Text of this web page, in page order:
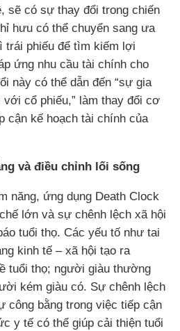
sẽ có sự thay đổi trong chiến
hưu có thể chuyển sang ưa
trái phiếu để tìm kiếm lợi
ứng nhu cầu tài chính cho
này có thể dẫn đến “sự gia
cổ phiếu,” làm thay đổi cơ
cận kế hoạch tài chính của
và điều chỉnh lối sống
năng, ứng dụng Death Clock
lớn và sự chênh lệch xã hội
tuổi thọ. Các yếu tố như tai
kinh tế – xã hội tạo ra
tuổi thọ; người giàu thường
kém giàu có. Sự chênh lệch
công bằng trong việc tiếp cận
y tế có thể giúp cải thiện tuổi